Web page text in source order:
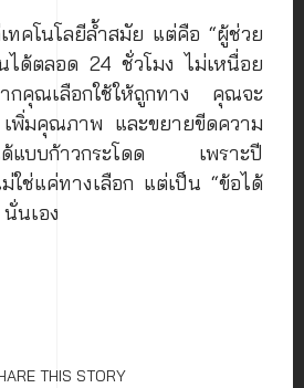
ทคโนโลยีล้ำสมัย แต่คือ “ผู้ช่วย
ได้ตลอด 24 ชั่วโมง ไม่เหนื่อย
ณเลือกใช้ให้ถูกทาง คุณจะ
พิ่มคุณภาพ และขยายขีดความ
ได้แบบก้าวกระโดด เพราะปี
ช่แค่ทางเลือก แต่เป็น “ข้อได้
นเอง
THIS STORY